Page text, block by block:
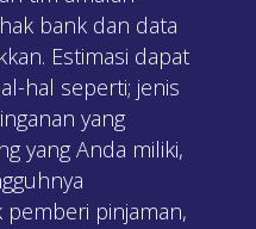
bank dan data
Estimasi dapat
hal seperti; jenis
yang
yang Anda miliki,
pemberi pinjaman,